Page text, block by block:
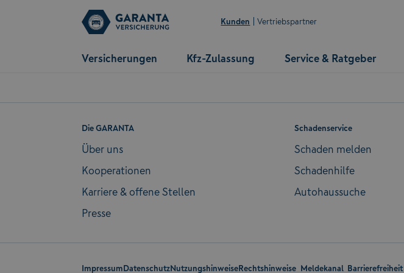
Kunden Vertriebspartner
Versicherungen Kfz-Zulassung Service & Ratgeber
Die GARANTA
Über uns
Kooperationen
Karriere & offene Stellen
Presse
Schadenservice
Schaden melden
Schadenhilfe
Autohaussuche
ImpressumDatenschutzNutzungshinweiseRechtshinweise Meldekanal Barrierefreiheit